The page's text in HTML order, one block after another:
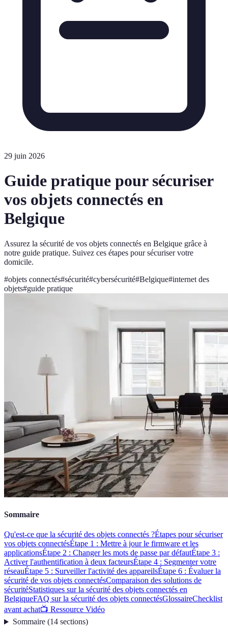
29 juin 2026
Guide pratique pour sécuriser
vos objets connectés en
Belgique
Assurez la sécurité de vos objets connectés en Belgique grâce à
notre guide pratique. Suivez ces étapes pour sécuriser votre
domicile.
#objets connectés#sécurité#cybersécurité#Belgique#internet des
objets#guide pratique
Sommaire
Qu'est-ce que la sécurité des objets connectés ?Étapes pour sécuriser
vos objets connectésÉtape 1 : Mettre à jour le firmware et les
applicationsÉtape 2 : Changer les mots de passe par défautÉtape 3 :
Activer l'authentification à deux facteursÉtape 4 : Segmenter votre
réseauÉtape 5 : Surveiller l'activité des appareilsÉtape 6 : Évaluer la
sécurité de vos objets connectésComparaison des solutions de
sécuritéStatistiques sur la sécurité des objets connectés en
BelgiqueFAQ sur la sécurité des objets connectésGlossaireChecklist
avant achat📺 Ressource Vidéo
Sommaire(14 sections)